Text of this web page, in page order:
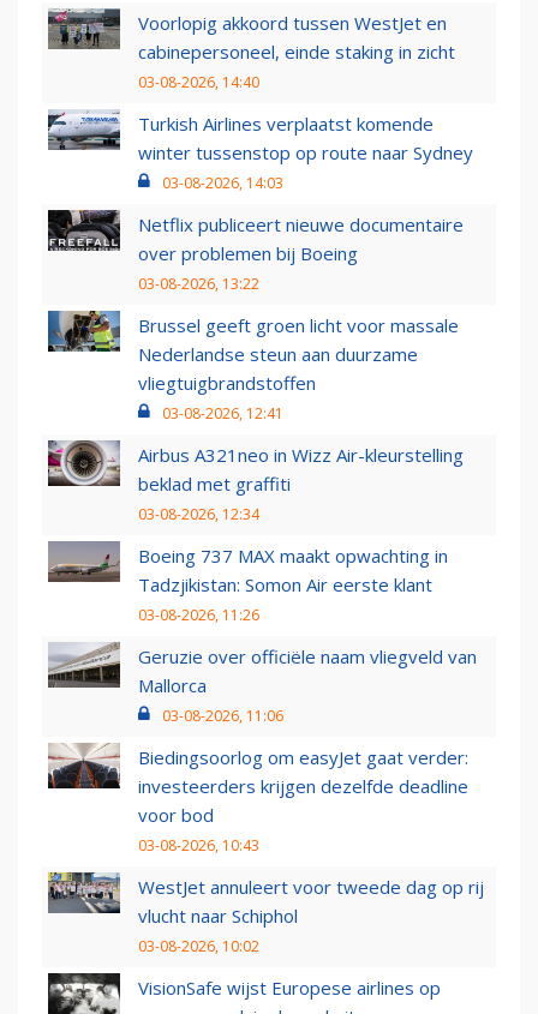
Voorlopig akkoord tussen WestJet en
cabinepersoneel, einde staking in zicht
03-08-2026, 14:40
Turkish Airlines verplaatst komende
winter tussenstop op route naar Sydney
03-08-2026, 14:03
Netflix publiceert nieuwe documentaire
over problemen bij Boeing
03-08-2026, 13:22
Brussel geeft groen licht voor massale
Nederlandse steun aan duurzame
vliegtuigbrandstoffen
03-08-2026, 12:41
Airbus A321neo in Wizz Air-kleurstelling
beklad met graffiti
03-08-2026, 12:34
Boeing 737 MAX maakt opwachting in
Tadzjikistan: Somon Air eerste klant
03-08-2026, 11:26
Geruzie over officiële naam vliegveld van
Mallorca
03-08-2026, 11:06
Biedingsoorlog om easyJet gaat verder:
investeerders krijgen dezelfde deadline
voor bod
03-08-2026, 10:43
WestJet annuleert voor tweede dag op rij
vlucht naar Schiphol
03-08-2026, 10:02
VisionSafe wijst Europese airlines op